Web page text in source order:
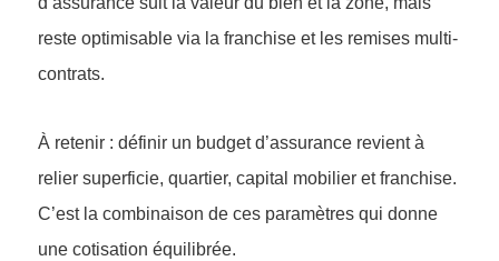
reste optimisable via la franchise et les remises multi-
contrats.
À retenir : définir un budget d’assurance revient à
relier superficie, quartier, capital mobilier et franchise.
C’est la combinaison de ces paramètres qui donne
une cotisation équilibrée.